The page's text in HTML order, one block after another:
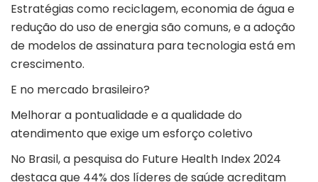
Estratégias como reciclagem, economia de água e
redução do uso de energia são comuns, e a adoção
de modelos de assinatura para tecnologia está em
crescimento.
E no mercado brasileiro?
Melhorar a pontualidade e a qualidade do
atendimento que exige um esforço coletivo
No Brasil, a pesquisado Future Health Index 2024
destaca que 44% dos líderes de saúde acreditam